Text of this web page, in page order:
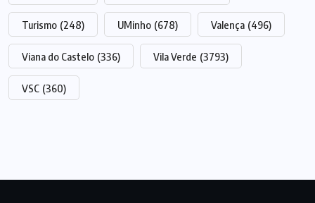
Turismo (248) UMinho (678) Valença (496)
Viana do Castelo (336) Vila Verde (3793)
VSC (360)